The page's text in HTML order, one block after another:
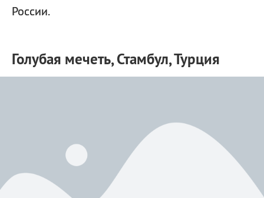
России.
Голубая мечеть, Стамбул, Турция